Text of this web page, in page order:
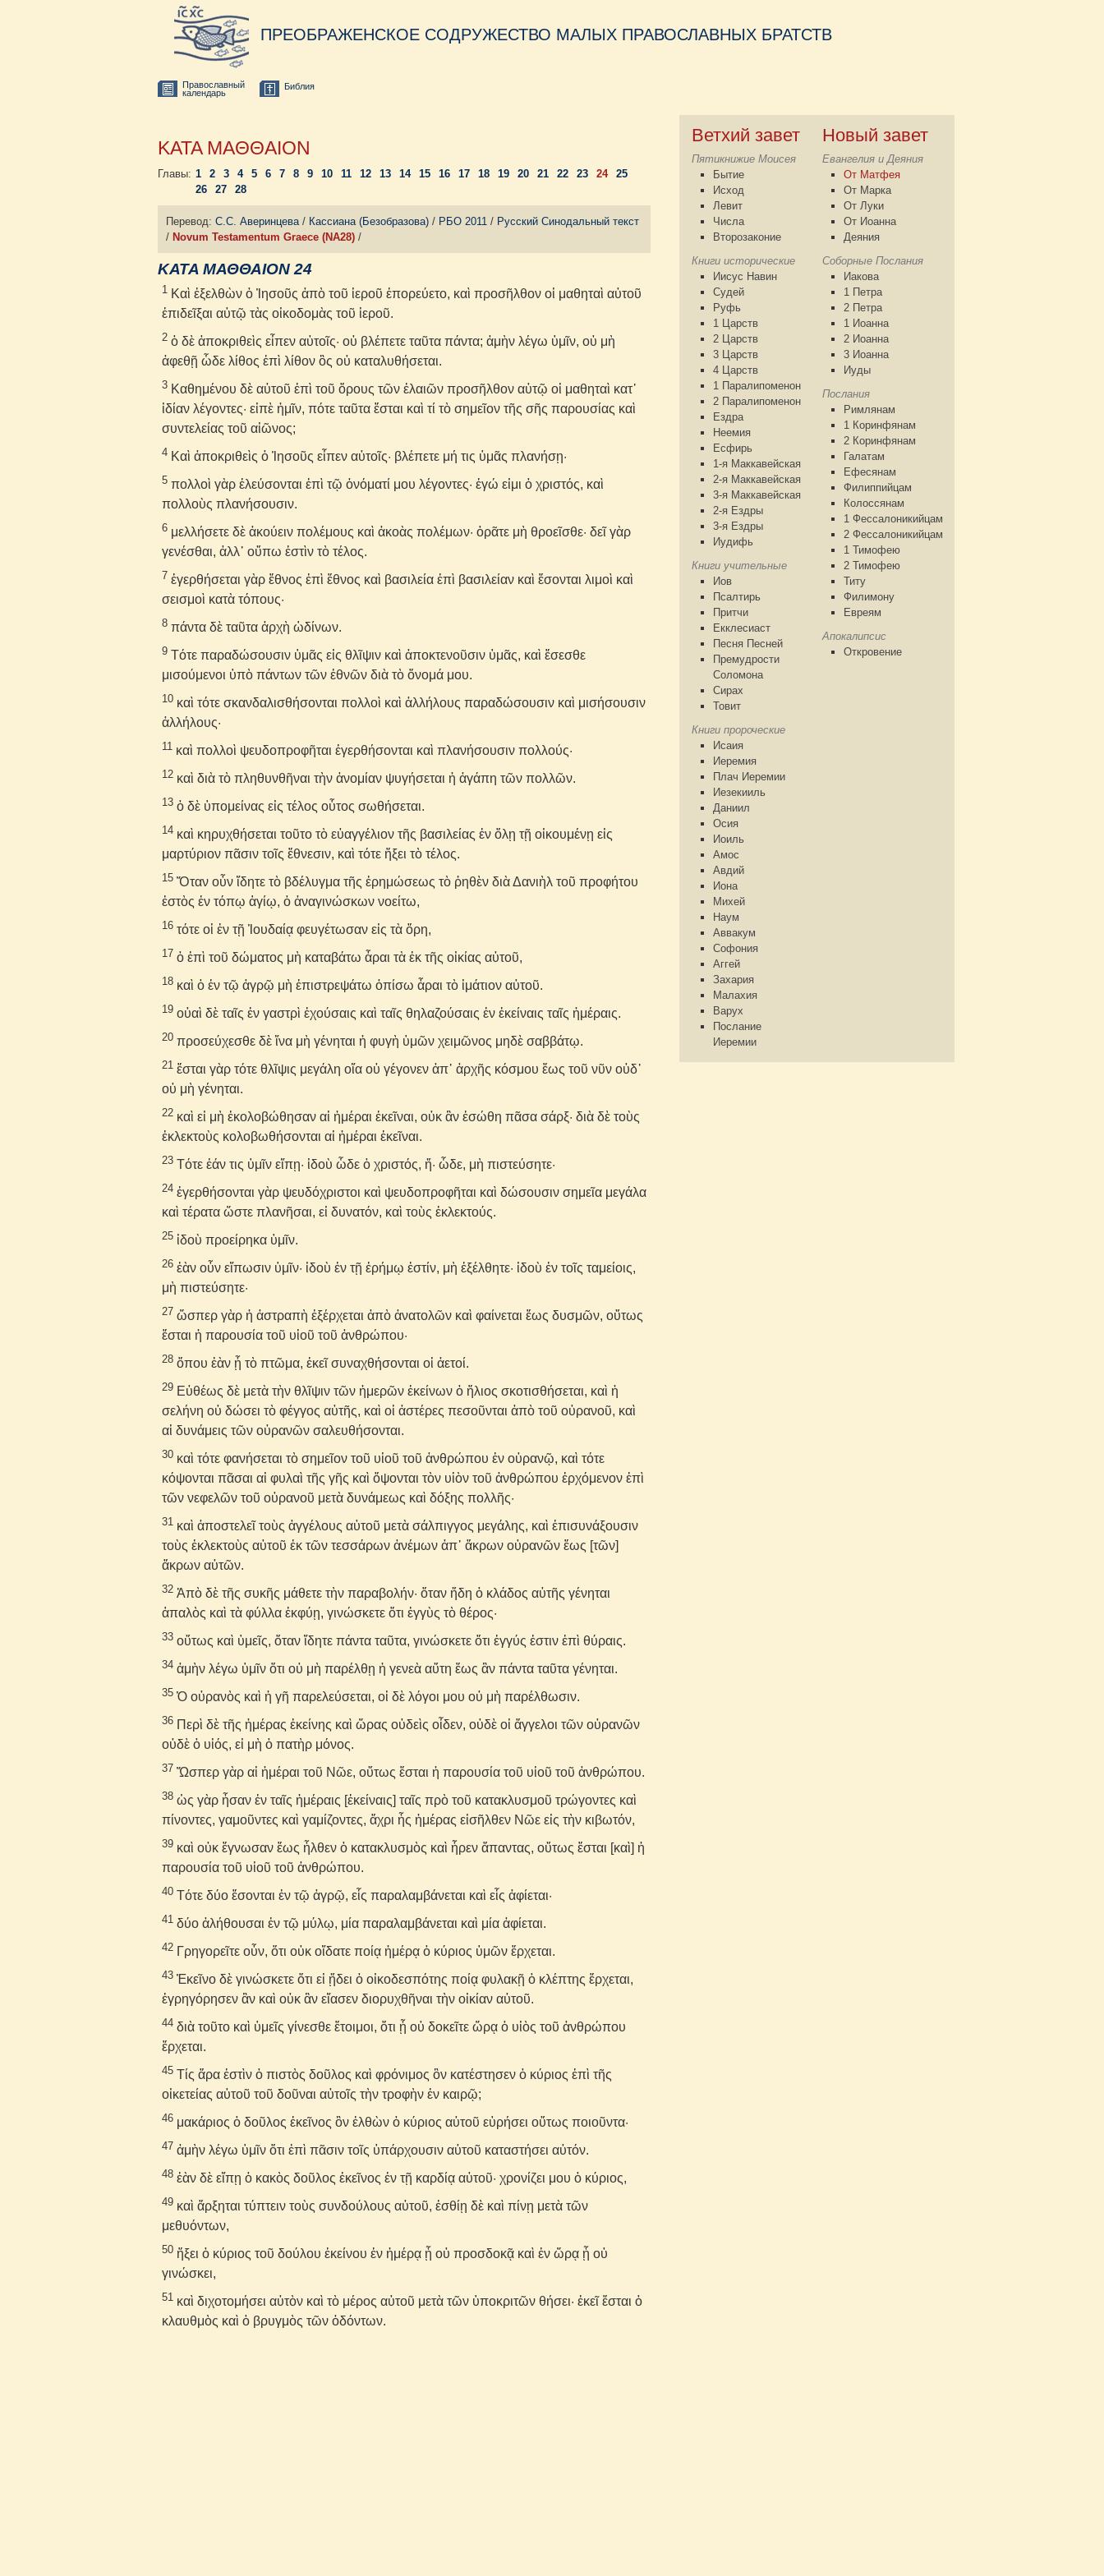
ПРЕОБРАЖЕНСКОЕ СОДРУЖЕСТВО МАЛЫХ ПРАВОСЛАВНЫХ БРАТСТВ
Православный
календарь
Библия
ΚΑΤΑ ΜΑΘΘΑΙΟΝ
Главы: 1 2 3 4 5 6 7 8 9 10 11 12 13 14 15 16 17 18 19 20 21 22 23 24
25
26
27 28
Перевод: С.С. Аверинцева / Кассиана (Безобразова) / РБО 2011 / Русский Синодальный текст
/ Novum Testamentum Graece (NA28) /
ΚΑΤΑ ΜΑΘΘΑΙΟΝ 24
1 Καὶ ἐξελθὼν ὁ Ἰησοῦς ἀπὸ τοῦ ἱεροῦ ἐπορεύετο, καὶ προσῆλθον οἱ μαθηταὶ αὐτοῦ
ἐπιδεῖξαι αὐτῷ τὰς οἰκοδομὰς τοῦ ἱεροῦ.
2 ὁ δὲ ἀποκριθεὶς εἶπεν αὐτοῖς· οὐ βλέπετε ταῦτα πάντα; ἀμὴν λέγω ὑμῖν, οὐ μὴ
ἀφεθῇ ὧδε λίθος ἐπὶ λίθον ὃς οὐ καταλυθήσεται.
3 Καθημένου δὲ αὐτοῦ ἐπὶ τοῦ ὄρους τῶν ἐλαιῶν προσῆλθον αὐτῷ οἱ μαθηταὶ κατ᾽
ἰδίαν λέγοντες· εἰπὲ ἡμῖν, πότε ταῦτα ἔσται καὶ τί τὸ σημεῖον τῆς σῆς παρουσίας καὶ
συντελείας τοῦ αἰῶνος;
4 Καὶ ἀποκριθεὶς ὁ Ἰησοῦς εἶπεν αὐτοῖς· βλέπετε μή τις ὑμᾶς πλανήσῃ·
5 πολλοὶ γὰρ ἐλεύσονται ἐπὶ τῷ ὀνόματί μου λέγοντες· ἐγώ εἰμι ὁ χριστός, καὶ
πολλοὺς πλανήσουσιν.
6 μελλήσετε δὲ ἀκούειν πολέμους καὶ ἀκοὰς πολέμων· ὁρᾶτε μὴ θροεῖσθε· δεῖ γὰρ
γενέσθαι, ἀλλ᾽ οὔπω ἐστὶν τὸ τέλος.
7 ἐγερθήσεται γὰρ ἔθνος ἐπὶ ἔθνος καὶ βασιλεία ἐπὶ βασιλείαν καὶ ἔσονται λιμοὶ καὶ
σεισμοὶ κατὰ τόπους·
8 πάντα δὲ ταῦτα ἀρχὴ ὠδίνων.
9 Τότε παραδώσουσιν ὑμᾶς εἰς θλῖψιν καὶ ἀποκτενοῦσιν ὑμᾶς, καὶ ἔσεσθε
μισούμενοι ὑπὸ πάντων τῶν ἐθνῶν διὰ τὸ ὄνομά μου.
10 καὶ τότε σκανδαλισθήσονται πολλοὶ καὶ ἀλλήλους παραδώσουσιν καὶ μισήσουσιν
ἀλλήλους·
11 καὶ πολλοὶ ψευδοπροφῆται ἐγερθήσονται καὶ πλανήσουσιν πολλούς·
12 καὶ διὰ τὸ πληθυνθῆναι τὴν ἀνομίαν ψυγήσεται ἡ ἀγάπη τῶν πολλῶν.
13 ὁ δὲ ὑπομείνας εἰς τέλος οὗτος σωθήσεται.
14 καὶ κηρυχθήσεται τοῦτο τὸ εὐαγγέλιον τῆς βασιλείας ἐν ὅλῃ τῇ οἰκουμένῃ εἰς
μαρτύριον πᾶσιν τοῖς ἔθνεσιν, καὶ τότε ἥξει τὸ τέλος.
15 Ὅταν οὖν ἴδητε τὸ βδέλυγμα τῆς ἐρημώσεως τὸ ῥηθὲν διὰ Δανιὴλ τοῦ προφήτου
ἑστὸς ἐν τόπῳ ἁγίῳ, ὁ ἀναγινώσκων νοείτω,
16 τότε οἱ ἐν τῇ Ἰουδαίᾳ φευγέτωσαν εἰς τὰ ὄρη,
17 ὁ ἐπὶ τοῦ δώματος μὴ καταβάτω ἆραι τὰ ἐκ τῆς οἰκίας αὐτοῦ,
18 καὶ ὁ ἐν τῷ ἀγρῷ μὴ ἐπιστρεψάτω ὀπίσω ἆραι τὸ ἱμάτιον αὐτοῦ.
19 οὐαὶ δὲ ταῖς ἐν γαστρὶ ἐχούσαις καὶ ταῖς θηλαζούσαις ἐν ἐκείναις ταῖς ἡμέραις.
20 προσεύχεσθε δὲ ἵνα μὴ γένηται ἡ φυγὴ ὑμῶν χειμῶνος μηδὲ σαββάτῳ.
21 ἔσται γὰρ τότε θλῖψις μεγάλη οἵα οὐ γέγονεν ἀπ᾽ ἀρχῆς κόσμου ἕως τοῦ νῦν οὐδ᾽
οὐ μὴ γένηται.
22 καὶ εἰ μὴ ἐκολοβώθησαν αἱ ἡμέραι ἐκεῖναι, οὐκ ἂν ἐσώθη πᾶσα σάρξ· διὰ δὲ τοὺς
ἐκλεκτοὺς κολοβωθήσονται αἱ ἡμέραι ἐκεῖναι.
23 Τότε ἐάν τις ὑμῖν εἴπῃ· ἰδοὺ ὧδε ὁ χριστός, ἤ· ὧδε, μὴ πιστεύσητε·
24 ἐγερθήσονται γὰρ ψευδόχριστοι καὶ ψευδοπροφῆται καὶ δώσουσιν σημεῖα μεγάλα
καὶ τέρατα ὥστε πλανῆσαι, εἰ δυνατόν, καὶ τοὺς ἐκλεκτούς.
25 ἰδοὺ προείρηκα ὑμῖν.
26 ἐὰν οὖν εἴπωσιν ὑμῖν· ἰδοὺ ἐν τῇ ἐρήμῳ ἐστίν, μὴ ἐξέλθητε· ἰδοὺ ἐν τοῖς ταμείοις,
μὴ πιστεύσητε·
27 ὥσπερ γὰρ ἡ ἀστραπὴ ἐξέρχεται ἀπὸ ἀνατολῶν καὶ φαίνεται ἕως δυσμῶν, οὕτως
ἔσται ἡ παρουσία τοῦ υἱοῦ τοῦ ἀνθρώπου·
28 ὅπου ἐὰν ᾖ τὸ πτῶμα, ἐκεῖ συναχθήσονται οἱ ἀετοί.
29 Εὐθέως δὲ μετὰ τὴν θλῖψιν τῶν ἡμερῶν ἐκείνων ὁ ἥλιος σκοτισθήσεται, καὶ ἡ
σελήνη οὐ δώσει τὸ φέγγος αὐτῆς, καὶ οἱ ἀστέρες πεσοῦνται ἀπὸ τοῦ οὐρανοῦ, καὶ
αἱ δυνάμεις τῶν οὐρανῶν σαλευθήσονται.
30 καὶ τότε φανήσεται τὸ σημεῖον τοῦ υἱοῦ τοῦ ἀνθρώπου ἐν οὐρανῷ, καὶ τότε
κόψονται πᾶσαι αἱ φυλαὶ τῆς γῆς καὶ ὄψονται τὸν υἱὸν τοῦ ἀνθρώπου ἐρχόμενον ἐπὶ
τῶν νεφελῶν τοῦ οὐρανοῦ μετὰ δυνάμεως καὶ δόξης πολλῆς·
31 καὶ ἀποστελεῖ τοὺς ἀγγέλους αὐτοῦ μετὰ σάλπιγγος μεγάλης, καὶ ἐπισυνάξουσιν
τοὺς ἐκλεκτοὺς αὐτοῦ ἐκ τῶν τεσσάρων ἀνέμων ἀπ᾽ ἄκρων οὐρανῶν ἕως [τῶν]
ἄκρων αὐτῶν.
32 Ἀπὸ δὲ τῆς συκῆς μάθετε τὴν παραβολήν· ὅταν ἤδη ὁ κλάδος αὐτῆς γένηται
ἁπαλὸς καὶ τὰ φύλλα ἐκφύῃ, γινώσκετε ὅτι ἐγγὺς τὸ θέρος·
33 οὕτως καὶ ὑμεῖς, ὅταν ἴδητε πάντα ταῦτα, γινώσκετε ὅτι ἐγγύς ἐστιν ἐπὶ θύραις.
34 ἀμὴν λέγω ὑμῖν ὅτι οὐ μὴ παρέλθῃ ἡ γενεὰ αὕτη ἕως ἂν πάντα ταῦτα γένηται.
35 Ὁ οὐρανὸς καὶ ἡ γῆ παρελεύσεται, οἱ δὲ λόγοι μου οὐ μὴ παρέλθωσιν.
36 Περὶ δὲ τῆς ἡμέρας ἐκείνης καὶ ὥρας οὐδεὶς οἶδεν, οὐδὲ οἱ ἄγγελοι τῶν οὐρανῶν
οὐδὲ ὁ υἱός, εἰ μὴ ὁ πατὴρ μόνος.
37 Ὥσπερ γὰρ αἱ ἡμέραι τοῦ Νῶε, οὕτως ἔσται ἡ παρουσία τοῦ υἱοῦ τοῦ ἀνθρώπου.
38 ὡς γὰρ ἦσαν ἐν ταῖς ἡμέραις [ἐκείναις] ταῖς πρὸ τοῦ κατακλυσμοῦ τρώγοντες καὶ
πίνοντες, γαμοῦντες καὶ γαμίζοντες, ἄχρι ἧς ἡμέρας εἰσῆλθεν Νῶε εἰς τὴν κιβωτόν,
39 καὶ οὐκ ἔγνωσαν ἕως ἦλθεν ὁ κατακλυσμὸς καὶ ἦρεν ἅπαντας, οὕτως ἔσται [καὶ] ἡ
παρουσία τοῦ υἱοῦ τοῦ ἀνθρώπου.
40 Τότε δύο ἔσονται ἐν τῷ ἀγρῷ, εἷς παραλαμβάνεται καὶ εἷς ἀφίεται·
41 δύο ἀλήθουσαι ἐν τῷ μύλῳ, μία παραλαμβάνεται καὶ μία ἀφίεται.
42 Γρηγορεῖτε οὖν, ὅτι οὐκ οἴδατε ποίᾳ ἡμέρᾳ ὁ κύριος ὑμῶν ἔρχεται.
43 Ἐκεῖνο δὲ γινώσκετε ὅτι εἰ ᾔδει ὁ οἰκοδεσπότης ποίᾳ φυλακῇ ὁ κλέπτης ἔρχεται,
ἐγρηγόρησεν ἂν καὶ οὐκ ἂν εἴασεν διορυχθῆναι τὴν οἰκίαν αὐτοῦ.
44 διὰ τοῦτο καὶ ὑμεῖς γίνεσθε ἕτοιμοι, ὅτι ᾗ οὐ δοκεῖτε ὥρᾳ ὁ υἱὸς τοῦ ἀνθρώπου
ἔρχεται.
45 Τίς ἄρα ἐστὶν ὁ πιστὸς δοῦλος καὶ φρόνιμος ὃν κατέστησεν ὁ κύριος ἐπὶ τῆς
οἰκετείας αὐτοῦ τοῦ δοῦναι αὐτοῖς τὴν τροφὴν ἐν καιρῷ;
46 μακάριος ὁ δοῦλος ἐκεῖνος ὃν ἐλθὼν ὁ κύριος αὐτοῦ εὑρήσει οὕτως ποιοῦντα·
47 ἀμὴν λέγω ὑμῖν ὅτι ἐπὶ πᾶσιν τοῖς ὑπάρχουσιν αὐτοῦ καταστήσει αὐτόν.
48 ἐὰν δὲ εἴπῃ ὁ κακὸς δοῦλος ἐκεῖνος ἐν τῇ καρδίᾳ αὐτοῦ· χρονίζει μου ὁ κύριος,
49 καὶ ἄρξηται τύπτειν τοὺς συνδούλους αὐτοῦ, ἐσθίῃ δὲ καὶ πίνῃ μετὰ τῶν
μεθυόντων,
50 ἥξει ὁ κύριος τοῦ δούλου ἐκείνου ἐν ἡμέρᾳ ᾗ οὐ προσδοκᾷ καὶ ἐν ὥρᾳ ᾗ οὐ
γινώσκει,
51 καὶ διχοτομήσει αὐτὸν καὶ τὸ μέρος αὐτοῦ μετὰ τῶν ὑποκριτῶν θήσει· ἐκεῖ ἔσται ὁ
κλαυθμὸς καὶ ὁ βρυγμὸς τῶν ὀδόντων.
Ветхий завет
Пятикнижие Моисея
Бытие
Исход
Левит
Числа
Второзаконие
Книги исторические
Иисус Навин
Судей
Руфь
1 Царств
2 Царств
3 Царств
4 Царств
1 Паралипоменон
2 Паралипоменон
Ездра
Неемия
Есфирь
1-я Маккавейская
2-я Маккавейская
3-я Маккавейская
2-я Ездры
3-я Ездры
Иудифь
Книги учительные
Иов
Псалтирь
Притчи
Екклесиаст
Песня Песней
Премудрости
Соломона
Сирах
Товит
Книги пророческие
Исаия
Иеремия
Плач Иеремии
Иезекииль
Даниил
Осия
Иоиль
Амос
Авдий
Иона
Михей
Наум
Аввакум
Софония
Аггей
Захария
Малахия
Варух
Послание
Иеремии
Новый завет
Евангелия и Деяния
От Матфея
От Марка
От Луки
От Иоанна
Деяния
Соборные Послания
Иакова
1 Петра
2 Петра
1 Иоанна
2 Иоанна
3 Иоанна
Иуды
Послания
Римлянам
1 Коринфянам
2 Коринфянам
Галатам
Ефесянам
Филиппийцам
Колоссянам
1 Фессалоникийцам
2 Фессалоникийцам
1 Тимофею
2 Тимофею
Титу
Филимону
Евреям
Апокалипсис
Откровение